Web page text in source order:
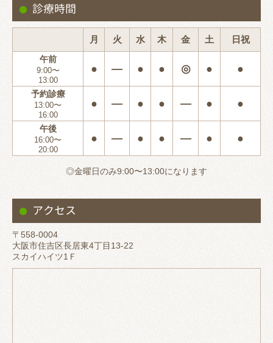
診療時間
月 火 水 木 金 土 日祝
午前
9:00〜
13:00
● ― ● ● ◎ ● ●
予約診療
13:00〜
16:00
● ― ● ● ― ● ●
午後
16:00〜
20:00
● ― ● ● ― ● ●
◎金曜日のみ9:00〜13:00になります
アクセス
〒558-0004
大阪市住吉区長居東4丁目13-22
スカイハイツ1Ｆ